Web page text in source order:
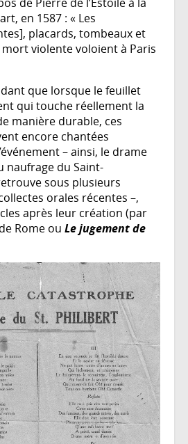
en 1587 : « Les
placards, tombeaux et
violente voloient à Paris
que lorsque le feuillet
qui touche réellement la
manière durable, ces
encore chantées
– ainsi, le drame
naufrage du Saint-
sous plusieurs
orales récentes –,
après leur création (par
Rome ou Le jugement de